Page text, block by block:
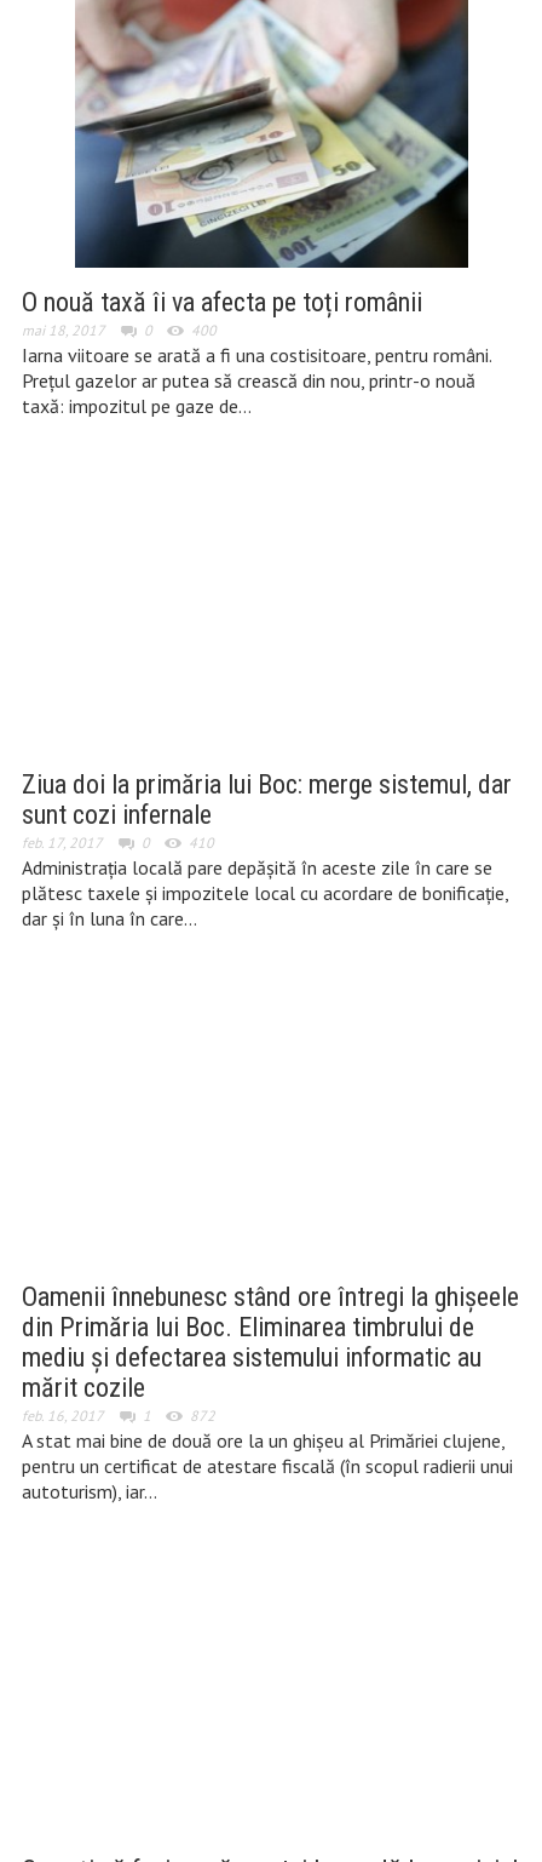
O nouă taxă îi va afecta pe toți românii
mai 18, 2017 0 400
Iarna viitoare se arată a fi una costisitoare, pentru români.
Prețul gazelor ar putea să crească din nou, printr-o nouă
taxă: impozitul pe gaze de…
Ziua doi la primăria lui Boc: merge sistemul, dar
sunt cozi infernale
feb. 17, 2017 0 410
Administrația locală pare depășită în aceste zile în care se
plătesc taxele și impozitele local cu acordare de bonificație,
dar și în luna în care…
Oamenii înnebunesc stând ore întregi la ghișeele
din Primăria lui Boc. Eliminarea timbrului de
mediu și defectarea sistemului informatic au
mărit cozile
feb. 16, 2017 1 872
A stat mai bine de două ore la un ghișeu al Primăriei clujene,
pentru un certificat de atestare fiscală (în scopul radierii unui
autoturism), iar…